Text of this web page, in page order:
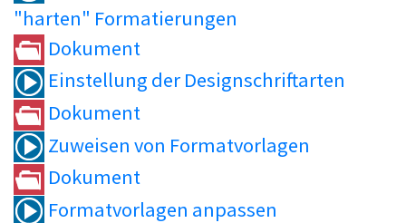
"harten" Formatierungen
Dokument
Einstellung der Designschriftarten
Dokument
Zuweisen von Formatvorlagen
Dokument
Formatvorlagen anpassen